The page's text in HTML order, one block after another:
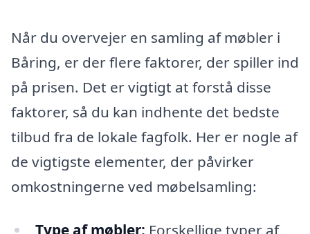
Når du overvejer en samling af møbler i
Båring, er der flere faktorer, der spiller ind
på prisen. Det er vigtigt at forstå disse
faktorer, så du kan indhente det bedste
tilbud fra de lokale fagfolk. Her er nogle af
de vigtigste elementer, der påvirker
omkostningerne ved møbelsamling:
Type af møbler: Forskellige typer af